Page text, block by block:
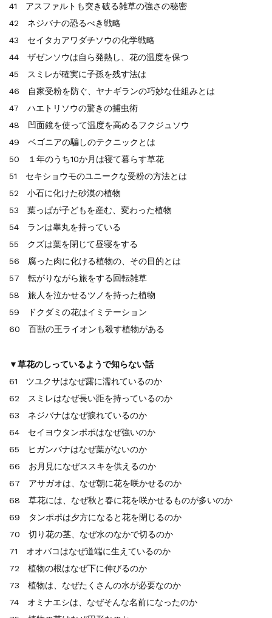
41 アスファルトも突き破る雑草の強さの秘密
42 ネジバナの恐るべき戦略
43 セイタカアワダチソウの化学戦略
44 ザゼンソウは自ら発熱し、花の温度を保つ
45 スミレが確実に子孫を残す法は
46 自家受粉を防ぐ、ヤナギランの巧妙な仕組みとは
47 ハエトリソウの驚きの捕虫術
48 凹面鏡を使って温度を高めるフクジュソウ
49 ベゴニアの騙しのテクニックとは
50 １年のうち10か月は寝て暮らす草花
51 セキショウモのユニークな受粉の方法とは
52 小石に化けた砂漠の植物
53 葉っぱが子どもを産む、変わった植物
54 ランは睾丸を持っている
55 クズは葉を閉じて昼寝をする
56 腐った肉に化ける植物の、その目的とは
57 転がりながら旅をする回転雑草
58 旅人を泣かせるツノを持った植物
59 ドクダミの花はイミテーション
60 百獣の王ライオンも殺す植物がある
▼草花のしっているようで知らない話
61 ツユクサはなぜ露に濡れているのか
62 スミレはなぜ長い距を持っているのか
63 ネジバナはなぜ捩れているのか
64 セイヨウタンポポはなぜ強いのか
65 ヒガンバナはなぜ葉がないのか
66 お月見になぜススキを供えるのか
67 アサガオは、なぜ朝に花を咲かせるのか
68 草花には、なぜ秋と春に花を咲かせるものが多いのか
69 タンポポは夕方になると花を閉じるのか
70 切り花の茎、なぜ水のなかで切るのか
71 オオバコはなぜ道端に生えているのか
72 植物の根はなぜ下に伸びるのか
73 植物は、なぜたくさんの水が必要なのか
74 オミナエシは、なぜそんな名前になったのか